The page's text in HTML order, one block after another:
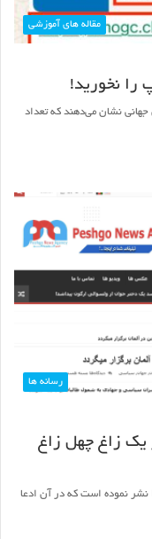
مقاله های آموزشی
را نخورید!‌
جهانی نشان می‌دهند که تعداد
رسانه ها
یک زاغ چهل زاغ
متنی را نشر نموده است که در آن ادعا